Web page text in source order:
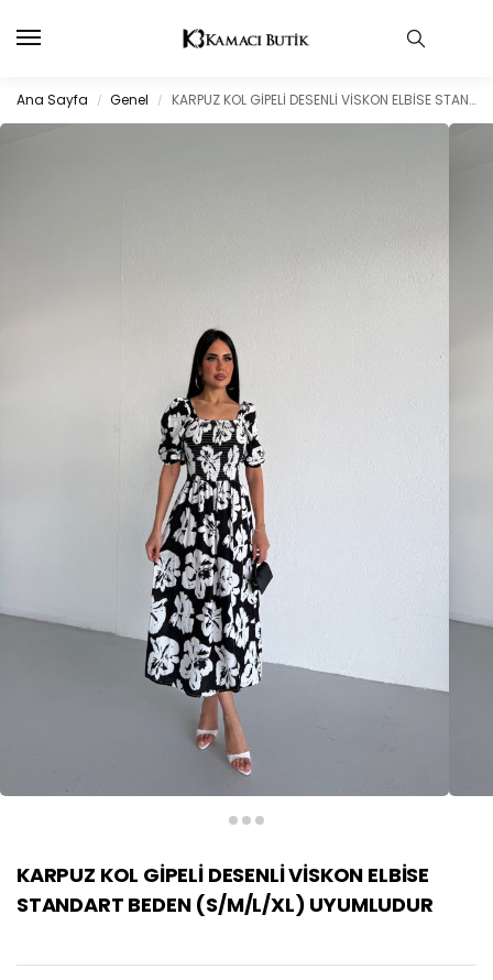
Ana Sayfa / Genel / KARPUZ KOL GİPELİ DESENLİ VİSKON ELBİSE STANDART BEDEN (S/M/L/XL) UYUMLUDUR
KARPUZ KOL GİPELİ DESENLİ VİSKON ELBİSE
STANDART BEDEN (S/M/L/XL) UYUMLUDUR